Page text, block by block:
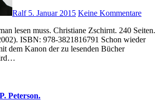
Ralf 5. Januar 2015 Keine Kommentare
ISBN: 978-3821816791 Schon wieder
dem Kanon der zu lesenden Bücher
Peterson.